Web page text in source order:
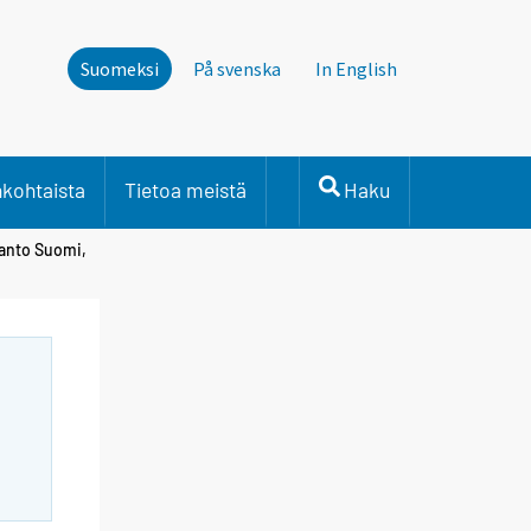
Suomeksi På svenska In English
Tietoa meistä Haku
Suomi,